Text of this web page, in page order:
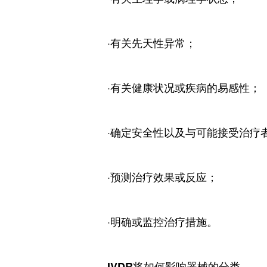
·有关先天性异常；
·有关健康状况或疾病的易感性；
·确定安全性以及与可能接受治疗
·预测治疗效果或反应；
·明确或监控治疗措施。